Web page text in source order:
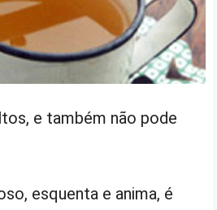
e também não pode
esquenta e anima, é